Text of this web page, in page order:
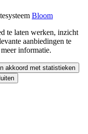
Bloom
te laten werken, inzicht
aanbiedingen te
informatie.
akkoord met statistieken